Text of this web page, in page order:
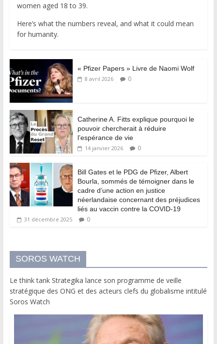
women aged 18 to 39.
Here’s what the numbers reveal, and what it could mean
for humanity.
« Pfizer Papers » Livre de Naomi Wolf
8 avril 2026 0
Catherine A. Fitts explique pourquoi le
pouvoir chercherait à réduire
l’espérance de vie
14 janvier 2026 0
Bill Gates et le PDG de Pfizer, Albert
Bourla, sommés de témoigner dans le
cadre d’une action en justice
néerlandaise concernant des préjudices
liés au vaccin contre la COVID-19
31 décembre 2025 0
SOROS WATCH
Le think tank Strategika lance son programme de veille
stratégique des ONG et des acteurs clefs du globalisme intitulé
Soros Watch